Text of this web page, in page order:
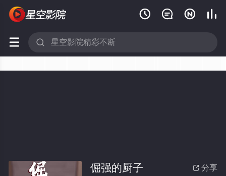
   
 
 分享
倔强的厨子